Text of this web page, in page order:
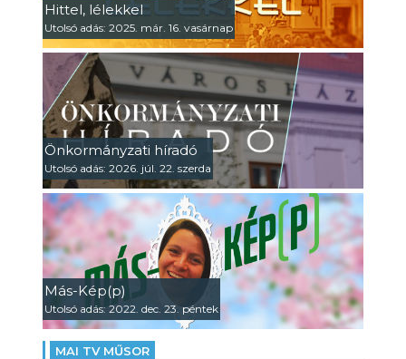
Hittel, lélekkel
Utolsó adás: 2025. már. 16. vasárnap
Önkormányzati híradó
Utolsó adás: 2026. júl. 22. szerda
Más-Kép(p)
Utolsó adás: 2022. dec. 23. péntek
MAI TV MŰSOR